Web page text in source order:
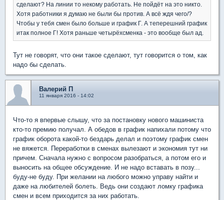
сделают? На линии то некому работать. Не пойдёт на это никто.
Хотя работники я думаю не были бы против. А всё ждя чего/?
Чтобы у тебя смен было больше и график Г. А теперешний график
итак полное Г! Хотя раньше четырёхсменка - это вообще был ад.
Тут не говорят, что они такое сделают, тут говорится о том, как
надо бы сделать.
Валерий П
11 января 2016 - 14:02
Что-то я впервые слышу, что за постановку нового машиниста
кто-то премию получал. А обедов в график напихали потому что
график оборота какой-то бездарь делал и поэтому график смен
не вяжется. Переработки в сменах вылезают и экономия тут ни
причем. Сначала нужно с вопросом разобраться, а потом его и
выносить на общее обсуждение. И не надо вставать в позу...
буду-не буду. При желании на любого можно управу найти и
даже на любителей болеть. Ведь они создают ломку графика
смен и всем приходится за них работать.